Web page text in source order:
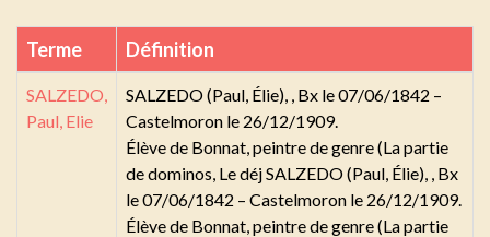
Terme Définition
SALZEDO,
Paul, Elie
SALZEDO (Paul, Élie), , Bx le 07/06/1842 –
Castelmoron le 26/12/1909.
Élève de Bonnat, peintre de genre (La partie
de dominos, Le déj SALZEDO (Paul, Élie), , Bx
le 07/06/1842 – Castelmoron le 26/12/1909.
Élève de Bonnat, peintre de genre (La partie